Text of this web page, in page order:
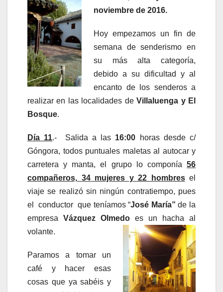
noviembre de 2016.
Hoy empezamos un fin de
semana de senderismo en
su más alta categoría,
debido a su dificultad y al
encanto de los senderos a
realizar en las localidades deVillaluenga y El
Bosque.
Día 11.- Salida a las 16:00
horas desde c/
Góngora, todos puntuales maletas al autocar y
carretera y manta, el grupo lo componía 56
compañeros, 34 mujeres y 22 hombresel
viaje se realizó sin ningún contratiempo, pues
el conductor que teníamos “José María” de la
empresa Vázquez Olmedo es un hacha al
volante.
Paramos a tomar un
café y hacer esas
cosas que ya sabéis y